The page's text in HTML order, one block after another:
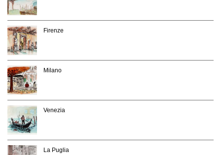
Firenze
Milano
Venezia
La Puglia